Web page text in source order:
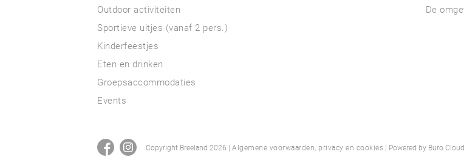
Outdoor activiteiten
Sportieve uitjes (vanaf 2 pers.)
Kinderfeestjes
Eten en drinken
Groepsaccommodaties
Events
De
Copyright Breeland 2026 | Algemene voorwaarden, privacy en cookies | Powered by Buro Cloud